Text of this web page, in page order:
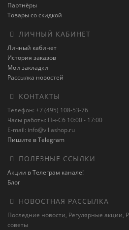
Партнёры
Товары со скидкой
ЛИЧНЫЙ КАБИНЕТ
Личный кабинет
История заказов
Мои закладки
Рассылка новостей
КОНТАКТЫ
Телефон: +7 (495) 108-53-76
Часы работы: Пн-Сб 10:00 - 17:00
E-mail: info@villashop.ru
Пишите в Telegram
ПОЛЕЗНЫЕ ССЫЛКИ
Акции в Телеграм канале!
Блог
НОВОСТНАЯ РАССЫЛКА
Последние новости, Регулярные акции,
советы